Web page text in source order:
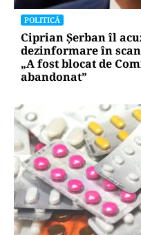
POLITICĂ
Ciprian Șerban îl
dezinformare în
„A fost blocat de
abandonat”